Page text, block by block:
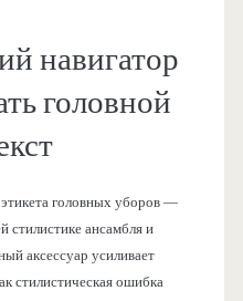
навигатор
головной
головных уборов —
стилистике ансамбля и
аксессуар усиливает
стилистическая ошибка